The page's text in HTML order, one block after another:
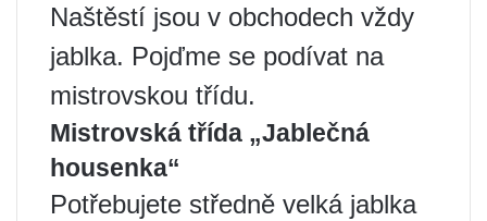
Naštěstí jsou v obchodech vždy
jablka. Pojďme se podívat na
mistrovskou třídu.
Mistrovská třída „Jablečná
housenka“
Potřebujete středně velká jablka